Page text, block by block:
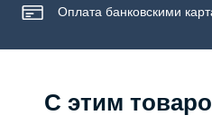
Оплата банковскими
С этим